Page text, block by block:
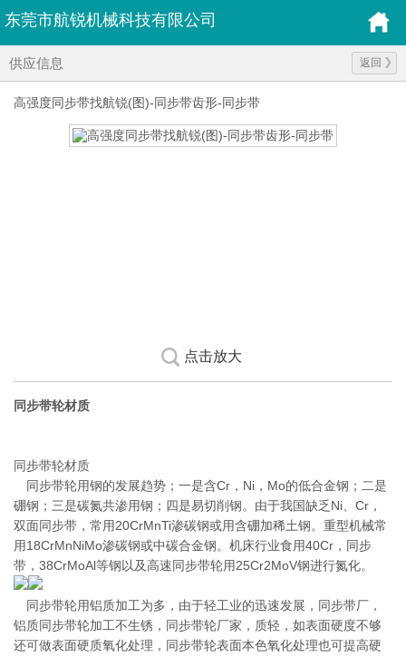
东莞市航锐机械科技有限公司
供应信息 返回
高强度同步带找航锐(图)-同步带齿形-同步带
点击放大
同步带轮材质
同步带轮材质
同步带轮用钢的发展趋势；一是含Cr，Ni，Mo的低合金钢；二是
硼钢；三是碳氮共渗用钢；四是易切削钢。由于我国缺乏Ni、Cr，
双面同步带，常用20CrMnTi渗碳钢或用含硼加稀土钢。重型机械常
用18CrMnNiMo渗碳钢或中碳合金钢。机床行业食用40Cr，同步
带，38CrMoAl等钢以及高速同步带轮用25Cr2MoV钢进行氮化。
同步带轮用铝质加工为多，由于轻工业的迅速发展，同步带厂，
铝质同步带轮加工不生锈，同步带轮厂家，质轻，如表面硬度不够
还可做表面硬质氧化处理，同步带轮表面本色氧化处理也可提高硬